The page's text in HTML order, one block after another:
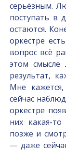
серьёзным.
поступать в
остаются.
оркестре
вопрос всё
этом смысле
результат,
Мне
сейчас
оркестре
них какая-
позже и
— даже